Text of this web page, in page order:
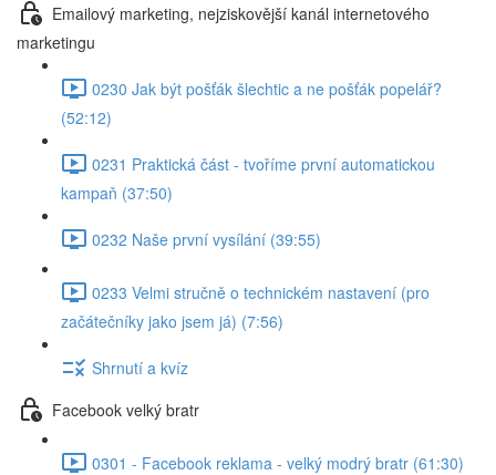
Emailový marketing, nejziskovější kanál internetového
marketingu
0230 Jak být pošťák šlechtic a ne pošťák popelář?
(52:12)
0231 Praktická část - tvoříme první automatickou
kampaň (37:50)
0232 Naše první vysílání (39:55)
0233 Velmi stručně o technickém nastavení (pro
začátečníky jako jsem já) (7:56)
Shrnutí a kvíz
Facebook velký bratr
0301 - Facebook reklama - velký modrý bratr (61:30)